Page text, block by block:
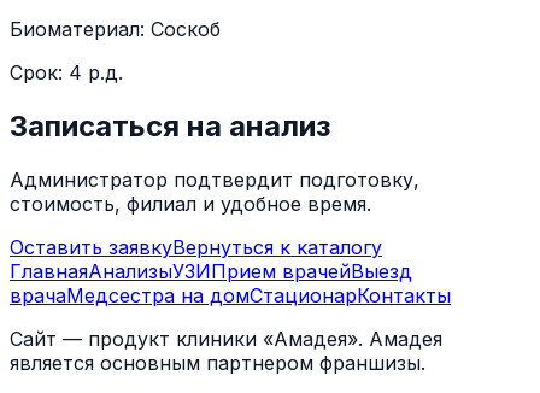
Биоматериал: Соскоб
Срок: 4 р.д.
Записаться на анализ
Администратор подтвердит подготовку,
стоимость, филиал и удобное время.
Оставить заявкуВернуться к каталогу
ГлавнаяАнализыУЗИПрием врачейВыезд
врачаМедсестра на домСтационарКонтакты
Сайт — продукт клиники «Амадея». Амадея
является основным партнером франшизы.